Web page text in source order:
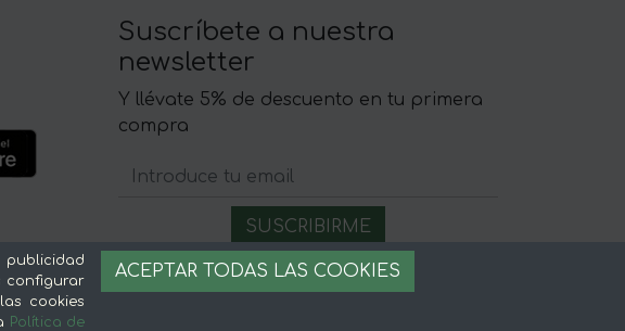
Suscríbete a nuestra
newsletter
Y llévate 5% de descuento en tu primera
compra
en
Legal
configurar
cookies
Política de
ACEPTAR TODAS LAS COOKIES